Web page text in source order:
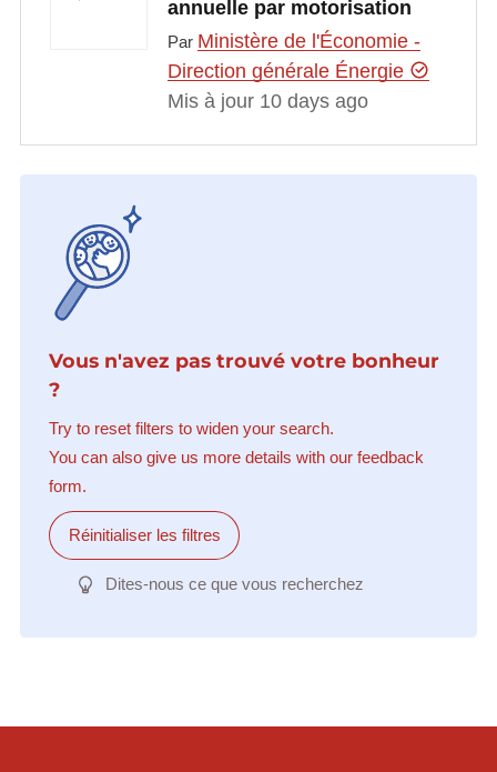
annuelle par motorisation
Par Ministère de l'Économie -
Direction générale Énergie
Mis à jour 10 days ago
Vous n'avez pas trouvé votre bonheur
?
Try to reset filters to widen your search.
You can also give us more details with our feedback
form.
Réinitialiser les filtres
Dites-nous ce que vous recherchez